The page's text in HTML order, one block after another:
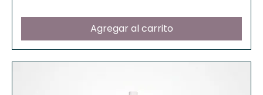
Agregar al carrito